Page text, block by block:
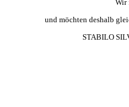
Wir
und möchten deshalb
STABILO